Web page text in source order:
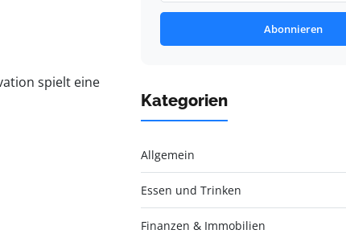
spielt eine
Abonnieren
Kategorien
Allgemein
Essen und Trinken
Finanzen & Immobilien